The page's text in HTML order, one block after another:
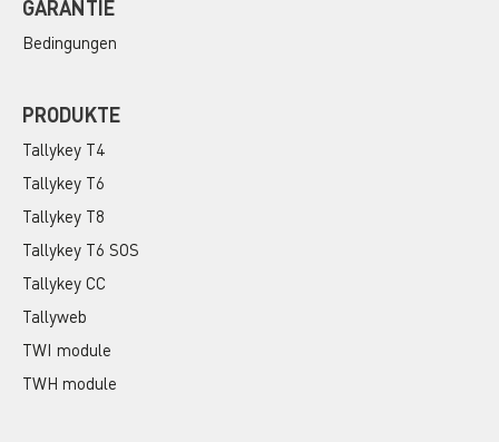
GARANTIE
Bedingungen
PRODUKTE
Tallykey T4
Tallykey T6
Tallykey T8
Tallykey T6 SOS
Tallykey CC
Tallyweb
TWI module
TWH module